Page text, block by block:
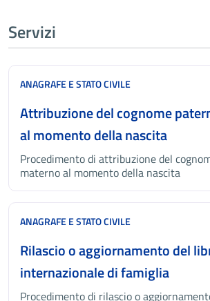
Servizi
ANAGRAFE E STATO CIVILE
Attribuzione del cognome
al momento della nascita
Procedimento di attribuzione del
materno al momento della nascita
ANAGRAFE E STATO CIVILE
Rilascio o aggiornamento del
internazionale di famiglia
Procedimento di rilascio o